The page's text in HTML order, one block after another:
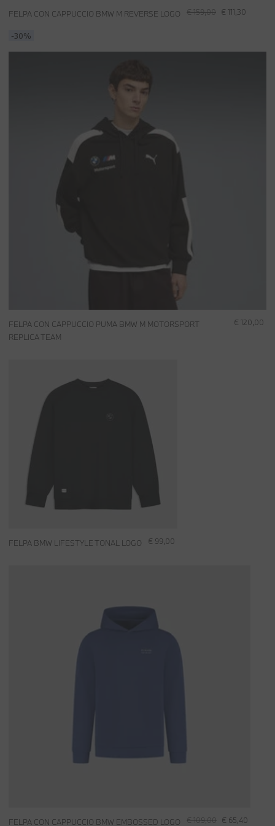
€ 159,00 € 111,30
FELPA CON CAPPUCCIO BMW M REVERSE LOGO
-30%
€ 120,00
FELPA CON CAPPUCCIO PUMA BMW M MOTORSPORT
REPLICA TEAM
€ 99,00
FELPA BMW LIFESTYLE TONAL LOGO
€ 109,00 € 65,40
FELPA CON CAPPUCCIO BMW EMBOSSED LOGO